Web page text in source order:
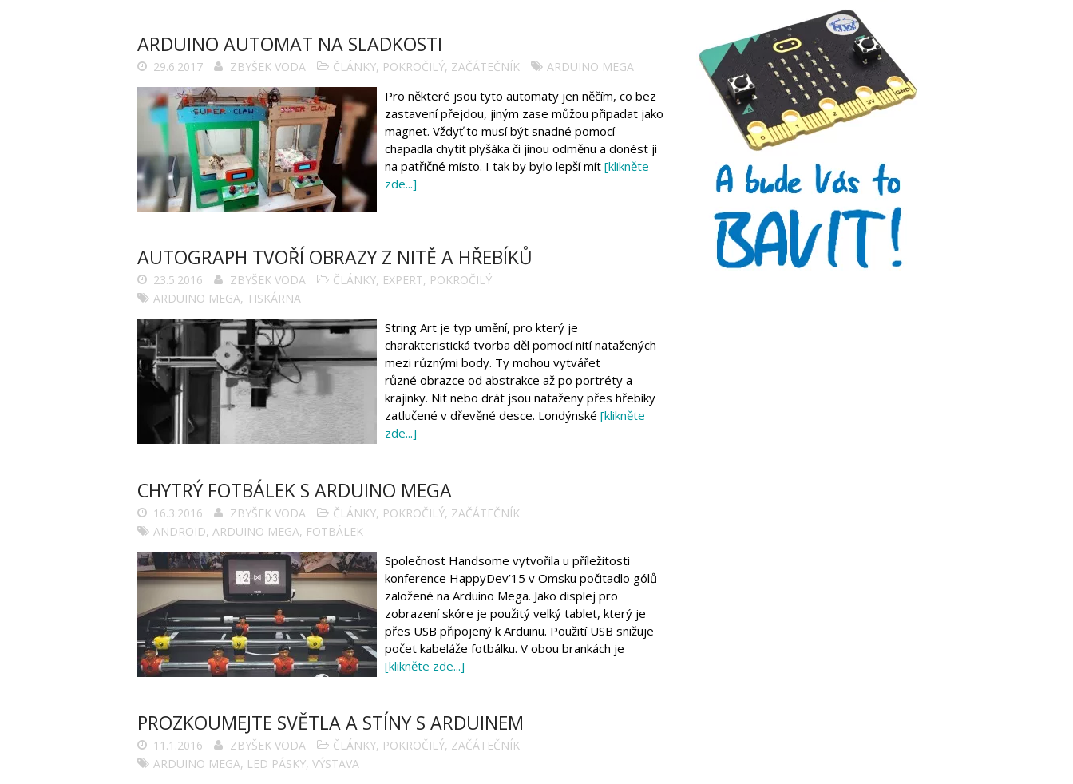
Koupit
ARDUINO AUTOMAT NA SLADKOSTI
29.6.2017 ZBYŠEK VODA ČLÁNKY, POKROČILÝ, ZAČÁTEČNÍK ARDUINO MEGA
Pro některé jsou tyto automaty jen něčím, co bez
zastavení přejdou, jiným zase můžou připadat jako
magnet. Vždyť to musí být snadné pomocí
chapadla chytit plyšáka či jinou odměnu a donést ji
na patřičné místo. I tak by bylo lepší mít [klikněte
zde...]
AUTOGRAPH TVOŘÍ OBRAZY Z NITĚ A HŘEBÍKŮ
23.5.2016 ZBYŠEK VODA ČLÁNKY, EXPERT, POKROČILÝ
ARDUINO MEGA, TISKÁRNA
String Art je typ umění, pro který je
charakteristická tvorba děl pomocí nití natažených
mezi různými body. Ty mohou vytvářet
různé obrazce od abstrakce až po portréty a
krajinky. Nit nebo drát jsou nataženy přes hřebíky
zatlučené v dřevěné desce. Londýnské [klikněte
zde...]
CHYTRÝ FOTBÁLEK S ARDUINO MEGA
16.3.2016 ZBYŠEK VODA ČLÁNKY, POKROČILÝ, ZAČÁTEČNÍK
ANDROID, ARDUINO MEGA, FOTBÁLEK
Společnost Handsome vytvořila u příležitosti
konference HappyDev’15 v Omsku počitadlo gólů
založené na Arduino Mega. Jako displej pro
zobrazení skóre je použitý velký tablet, který je
přes USB připojený k Arduinu. Použití USB snižuje
počet kabeláže fotbálku. V obou brankách je
[klikněte zde...]
PROZKOUMEJTE SVĚTLA A STÍNY S ARDUINEM
11.1.2016 ZBYŠEK VODA ČLÁNKY, POKROČILÝ, ZAČÁTEČNÍK
ARDUINO MEGA, LED PÁSKY, VÝSTAVA